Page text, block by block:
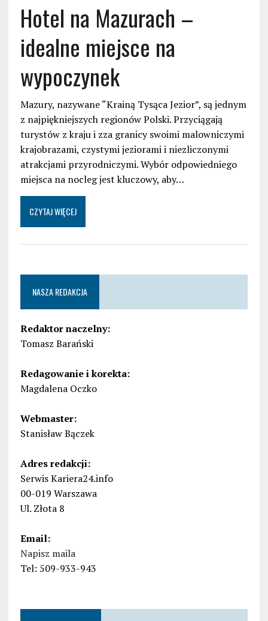
Hotel na Mazurach –
idealne miejsce na
wypoczynek
Mazury, nazywane “Krainą Tysąca Jezior”, są jednym
z najpiękniejszych regionów Polski. Przyciągają
turystów z kraju i zza granicy swoimi malowniczymi
krajobrazami, czystymi jeziorami i niezliczonymi
atrakcjami przyrodniczymi. Wybór odpowiedniego
miejsca na nocleg jest kluczowy, aby…
CZYTAJ WIĘCEJ
NASZA REDAKCJA
Redaktor naczelny:
Tomasz Barański
Redagowanie i korekta:
Magdalena Oczko
Webmaster:
Stanisław Bączek
Adres redakcji:
Serwis Kariera24.info
00-019 Warszawa
Ul. Złota 8
Email:
Napisz maila
Tel: 509-933-943